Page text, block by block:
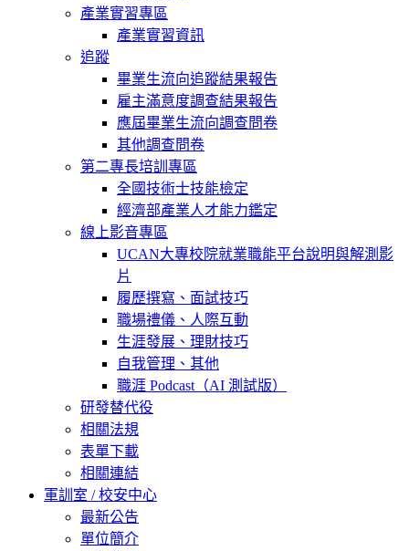
產業實習專區
產業實習資訊
追蹤
畢業生流向追蹤結果報告
雇主滿意度調查結果報告
應屆畢業生流向調查問卷
其他調查問卷
第二專長培訓專區
全國技術士技能檢定
經濟部產業人才能力鑑定
線上影音專區
UCAN大專校院就業職能平台說明與解測影
片
履歷撰寫、面試技巧
職場禮儀、人際互動
生涯發展、理財技巧
自我管理、其他
職涯 Podcast（AI 測試版）
研發替代役
相關法規
表單下載
相關連結
軍訓室 / 校安中心
最新公告
單位簡介